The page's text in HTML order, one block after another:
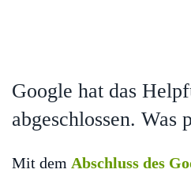
Google hat das
abgeschlossen. Was
Mit dem Abschluss des